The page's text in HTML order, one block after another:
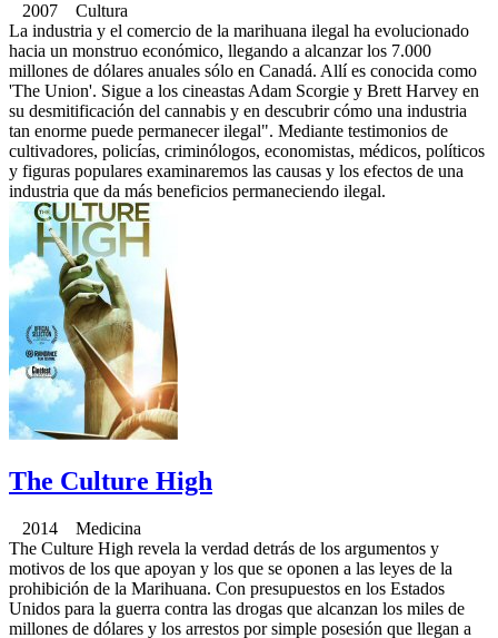
2007 Cultura
La industria y el comercio de la marihuana ilegal ha evolucionado
hacia un monstruo económico, llegando a alcanzar los 7.000
millones de dólares anuales sólo en Canadá. Allí es conocida como
'The Union'. Sigue a los cineastas Adam Scorgie y Brett Harvey en
su desmitificación del cannabis y en descubrir cómo una industria
tan enorme puede permanecer ilegal". Mediante testimonios de
cultivadores, policías, criminólogos, economistas, médicos, políticos
y figuras populares examinaremos las causas y los efectos de una
industria que da más beneficios permaneciendo ilegal.
The Culture High
2014 Medicina
The Culture High revela la verdad detrás de los argumentos y
motivos de los que apoyan y los que se oponen a las leyes de la
prohibición de la Marihuana. Con presupuestos en los Estados
Unidos para la guerra contra las drogas que alcanzan los miles de
millones de dólares y los arrestos por simple posesión que llegan a